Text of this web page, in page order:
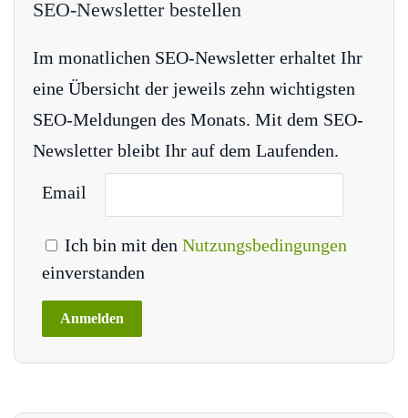
SEO-Newsletter bestellen
Im monatlichen SEO-Newsletter erhaltet Ihr
eine Übersicht der jeweils zehn wichtigsten
SEO-Meldungen des Monats. Mit dem SEO-
Newsletter bleibt Ihr auf dem Laufenden.
Email
Ich bin mit den Nutzungsbedingungen
einverstanden